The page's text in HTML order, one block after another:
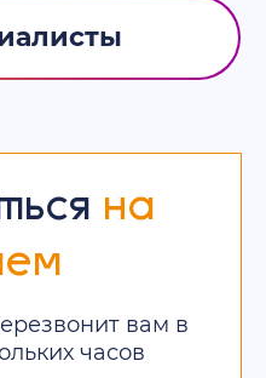
на
вам в
часов